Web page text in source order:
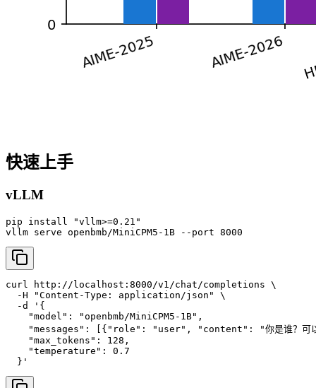
快速上手
vLLM
pip install "vllm>=0.21"
vllm serve openbmb/MiniCPM5-1B --port 8000
curl http://localhost:8000/v1/chat/completions \
  -H "Content-Type: application/json" \
  -d '{
    "model": "openbmb/MiniCPM5-1B",
"messages": [{"role": "user", "content": "你是谁？可以
    "max_tokens": 128,
    "temperature": 0.7
  }'